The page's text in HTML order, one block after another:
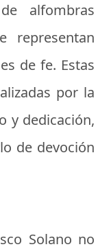
alfombras
representan
de fe. Estas
por la
y dedicación,
de devoción
Solano no